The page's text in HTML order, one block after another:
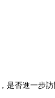
是否進一步訪